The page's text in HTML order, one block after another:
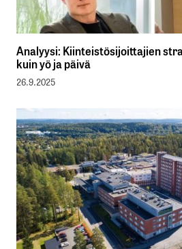
Analyysi: Kiinteistösijoittajien
kuin yö ja päivä
26.9.2025